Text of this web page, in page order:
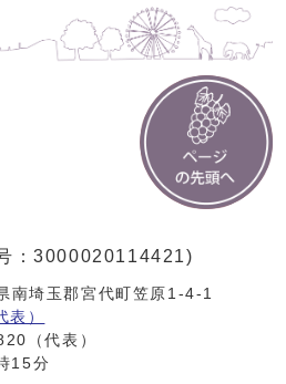
：3000020114421)
南埼玉郡宮代町笠原1-4-1
）
（代表）
15分